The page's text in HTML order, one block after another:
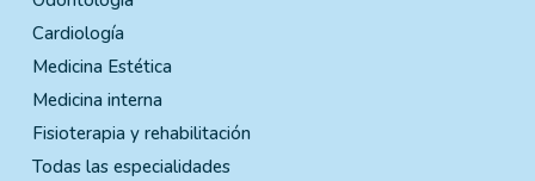
Cardiología
Medicina Estética
Medicina interna
Fisioterapia y rehabilitación
Todas las especialidades